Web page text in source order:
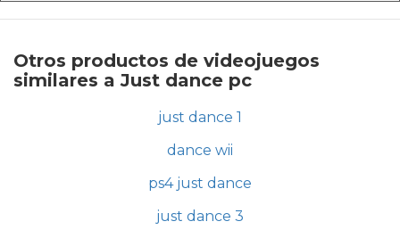
Otros productos de videojuegos
similares a Just dance pc
just dance 1
dance wii
ps4 just dance
just dance 3